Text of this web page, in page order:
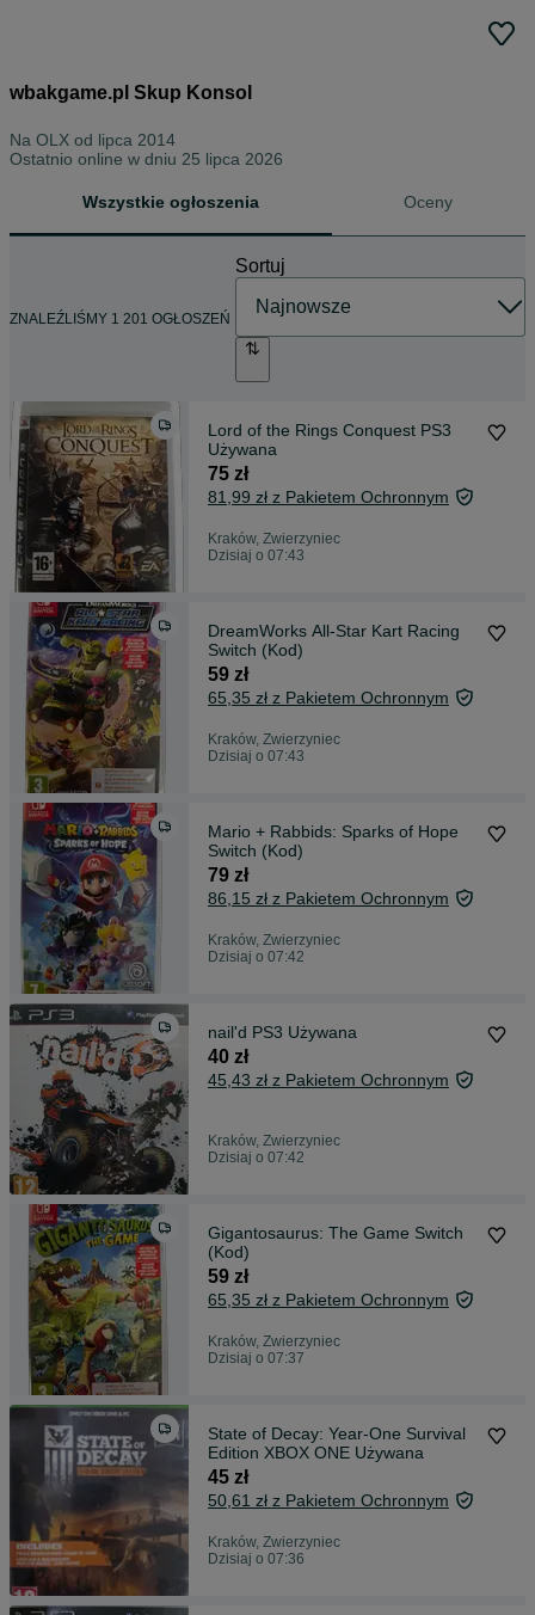
wbakgame.pl Skup Konsol
Na OLX od lipca 2014
Ostatnio online w dniu 25 lipca 2026
Wszystkie ogłoszenia Oceny
ZNALEŹLIŚMY 1 201 OGŁOSZEŃ
Sortuj
Lord of the Rings Conquest PS3
Używana
75 zł
81,99 zł z Pakietem Ochronnym
Kraków, Zwierzyniec
Dzisiaj o 07:43
DreamWorks All-Star Kart Racing
Switch (Kod)
59 zł
65,35 zł z Pakietem Ochronnym
Kraków, Zwierzyniec
Dzisiaj o 07:43
Mario + Rabbids: Sparks of Hope
Switch (Kod)
79 zł
86,15 zł z Pakietem Ochronnym
Kraków, Zwierzyniec
Dzisiaj o 07:42
nail'd PS3 Używana
40 zł
45,43 zł z Pakietem Ochronnym
Kraków, Zwierzyniec
Dzisiaj o 07:42
Gigantosaurus: The Game Switch
(Kod)
59 zł
65,35 zł z Pakietem Ochronnym
Kraków, Zwierzyniec
Dzisiaj o 07:37
State of Decay: Year-One Survival
Edition XBOX ONE Używana
45 zł
50,61 zł z Pakietem Ochronnym
Kraków, Zwierzyniec
Dzisiaj o 07:36